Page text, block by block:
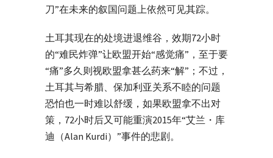
刀”在未来的叙国问题上依然可见其踪。
土耳其现在的处境进退维谷，效期72小时
的“难民炸弹”让欧盟开始“感觉痛”，至于要
“痛”多久则视欧盟拿甚么药来“解”；不过，
土耳其与希腊、保加利亚关系不睦的问题
恐怕也一时难以舒缓，如果欧盟拿不出对
策，72小时后又可能重演2015年“艾兰・库
迪（Alan Kurdi）”事件的悲剧。